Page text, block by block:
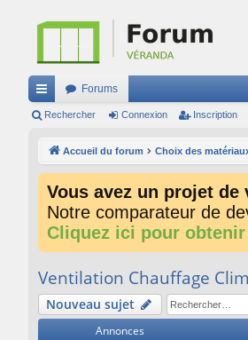
ac
Forums
Rechercher Connexion Inscription
Accueil du forum Choix des
Vous avez un projet de
Notre comparateur de
Cliquez ici pour
Ventilation Chauffage
Nouveau sujet
Annonces